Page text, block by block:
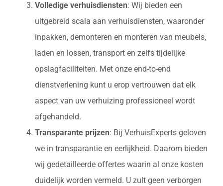
Volledige verhuisdiensten: Wij bieden een
uitgebreid scala aan verhuisdiensten, waaronder
inpakken, demonteren en monteren van meubels,
laden en lossen, transport en zelfs tijdelijke
opslagfaciliteiten. Met onze end-to-end
dienstverlening kunt u erop vertrouwen dat elk
aspect van uw verhuizing professioneel wordt
afgehandeld.
Transparante prijzen: Bij VerhuisExperts geloven
we in transparantie en eerlijkheid. Daarom bieden
wij gedetailleerde offertes waarin al onze kosten
duidelijk worden vermeld. U zult geen verborgen